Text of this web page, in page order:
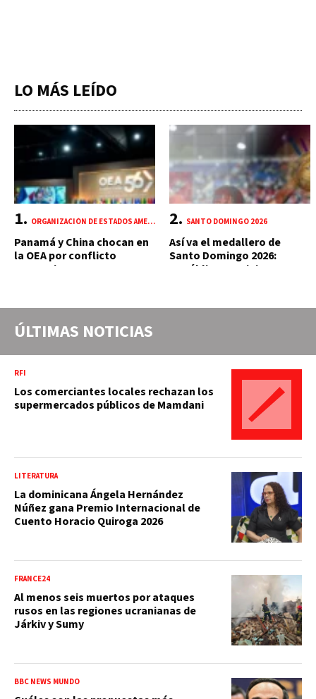
LO MÁS LEÍDO
ORGANIZACIÓN DE ESTADOS AMERICANOS (OEA)
Panamá y China chocan en
la OEA por conflicto
portuario y mercante
SANTO DOMINGO 2026
Así va el medallero de
Santo Domingo 2026:
República Dominicana
ÚLTIMAS NOTICIAS
RFI
Los comerciantes locales rechazan los
supermercados públicos de Mamdani
LITERATURA
La dominicana Ángela Hernández
Núñez gana Premio Internacional de
Cuento Horacio Quiroga 2026
FRANCE24
Al menos seis muertos por ataques
rusos en las regiones ucranianas de
Járkiv y Sumy
BBC NEWS MUNDO